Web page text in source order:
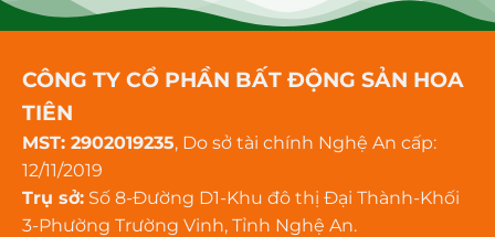
CÔNG TY CỔ PHẦN BẤT ĐỘNG SẢN HOA
TIÊN
MST: 2902019235, Do sở tài chính Nghệ An cấp:
12/11/2019
Trụ sở: Số 8-Đường D1-Khu đô thị Đại Thành-Khối
3-Phường Trường Vinh, Tỉnh Nghệ An.